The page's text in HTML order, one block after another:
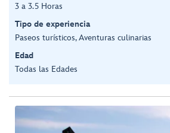
3 a 3.5 Horas
Tipo de experiencia
Paseos turísticos, Aventuras culinarias
Edad
Todas las Edades